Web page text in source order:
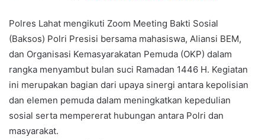
Polres Lahat mengikuti Zoom Meeting Bakti Sosial
(Baksos) Polri Presisi bersama mahasiswa, Aliansi BEM,
dan Organisasi Kemasyarakatan Pemuda (OKP) dalam
rangka menyambut bulan suci Ramadan 1446 H. Kegiatan
ini merupakan bagian dari upaya sinergi antara kepolisian
dan elemen pemuda dalam meningkatkan kepedulian
sosial serta mempererat hubungan antara Polri dan
masyarakat.